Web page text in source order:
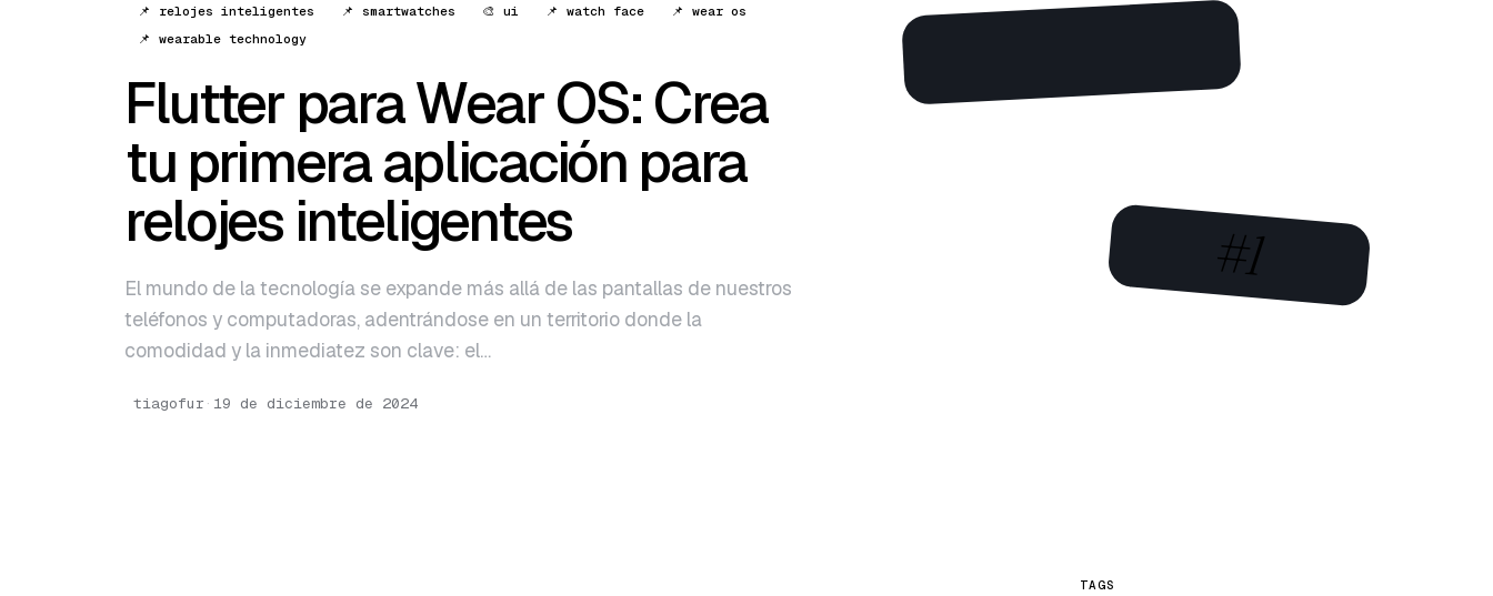
📌 relojes inteligentes
📌 smartwatches 🎨 ui 📌 watch face
📌 wear os
📌 wearable technology
Flutter para Wear OS: Crea
tu primera aplicación para
relojes inteligentes
El mundo de la tecnología se expande más allá de las pantallas de nuestros
teléfonos y computadoras, adentrándose en un territorio donde la
comodidad y la inmediatez son clave: el…
tiagofur · 19 de diciembre de 2024
#1
TAGS